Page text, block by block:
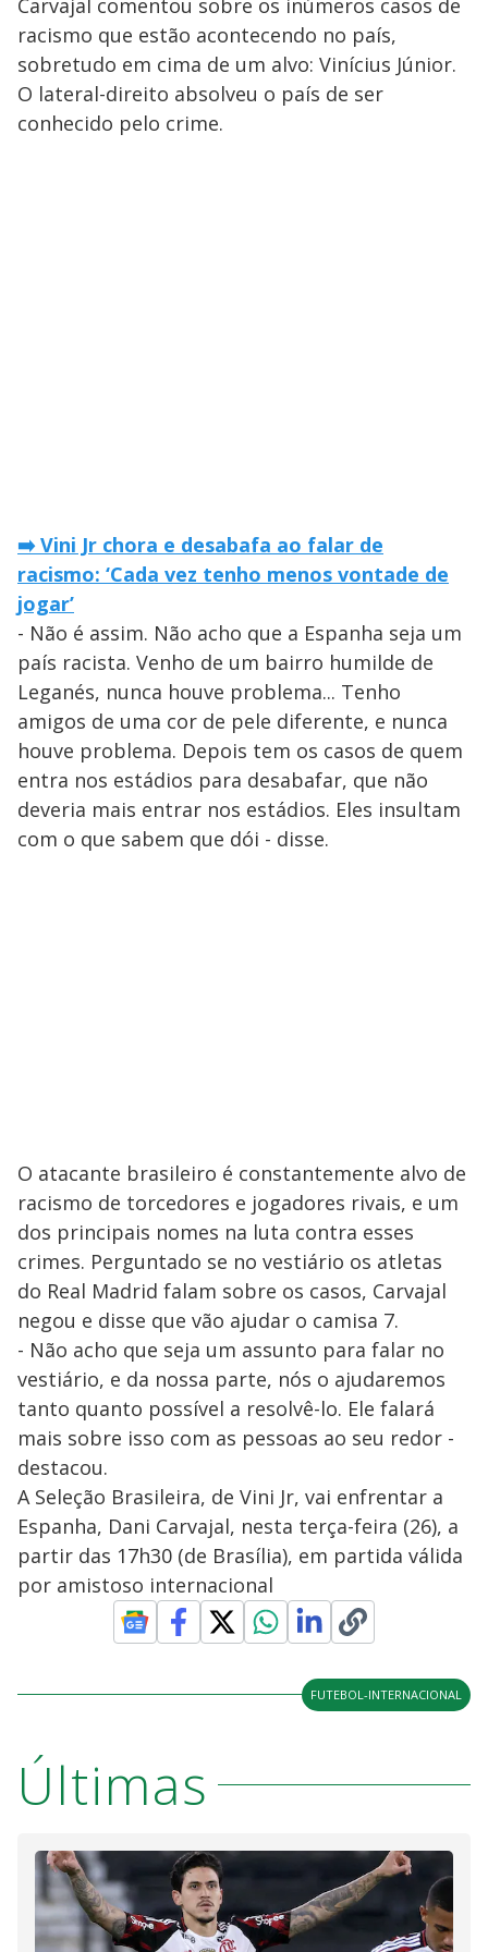
racismo que estão acontecendo no país,
sobretudo em cima de um alvo: Vinícius Júnior.
O lateral-direito absolveu o país de ser
conhecido pelo crime.
➡️ Vini Jr chora e desabafa ao falar de
racismo: ‘Cada vez tenho menos vontade de
jogar’
- Não é assim. Não acho que a Espanha seja um
país racista. Venho de um bairro humilde de
Leganés, nunca houve problema... Tenho
amigos de uma cor de pele diferente, e nunca
houve problema. Depois tem os casos de quem
entra nos estádios para desabafar, que não
deveria mais entrar nos estádios. Eles insultam
com o que sabem que dói - disse.
O atacante brasileiro é constantemente alvo de
racismo de torcedores e jogadores rivais, e um
dos principais nomes na luta contra esses
crimes. Perguntado se no vestiário os atletas
do Real Madrid falam sobre os casos, Carvajal
negou e disse que vão ajudar o camisa 7.
- Não acho que seja um assunto para falar no
vestiário, e da nossa parte, nós o ajudaremos
tanto quanto possível a resolvê-lo. Ele falará
mais sobre isso com as pessoas ao seu redor -
destacou.
A Seleção Brasileira, de Vini Jr, vai enfrentar a
Espanha, Dani Carvajal, nesta terça-feira (26), a
partir das 17h30 (de Brasília), em partida válida
por amistoso internacional
FUTEBOL-INTERNACIONAL
Últimas